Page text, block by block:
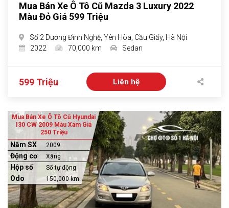
Mua Bán Xe Ô Tô Cũ Mazda 3 Luxury 2022
Màu Đỏ Giá 599 Triệu
Số 2 Dương Đình Nghệ, Yên Hòa, Cầu Giấy, Hà Nội
2022
70,000 km Sedan
599 Triệu Liên hệ
Mua Bán Xe Ô Tô Cũ Hyundai
I30 CW 2009 Màu Xám Giá
250 Triệu
Năm SX 2009
Động cơ Xăng
Hộp số Số tự động
Odo 150,000 km